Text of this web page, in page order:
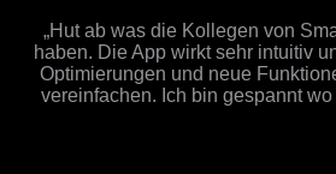
„Hut ab was die Kollegen von
haben. Die App wirkt sehr intuitiv
Optimierungen und neue
vereinfachen. Ich bin gespannt